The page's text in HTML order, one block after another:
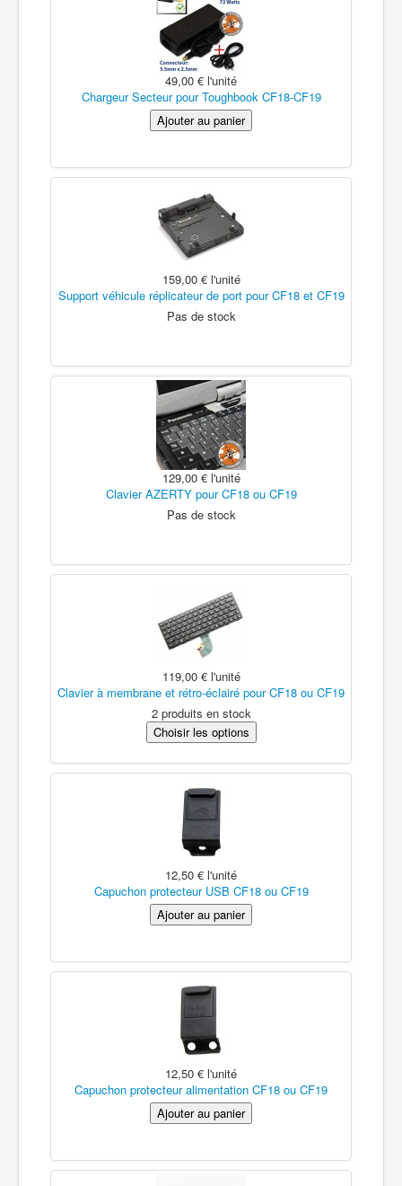
49,00 € l'unité
Chargeur Secteur pour Toughbook CF18-CF19
159,00 € l'unité
Support véhicule réplicateur de port pour CF18 et CF19
Pas de stock
129,00 € l'unité
Clavier AZERTY pour CF18 ou CF19
Pas de stock
119,00 € l'unité
Clavier à membrane et rétro-éclairé pour CF18 ou CF19
2 produits en stock
12,50 € l'unité
Capuchon protecteur USB CF18 ou CF19
12,50 € l'unité
Capuchon protecteur alimentation CF18 ou CF19